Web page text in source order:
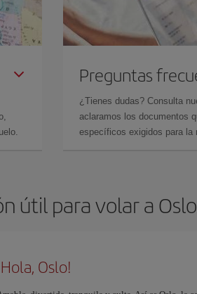
Preguntas
¿Tienes dudas? Consulta
aclaramos los documentos
específicos exigidos para la
útil para volar a Oslo
Oslo!